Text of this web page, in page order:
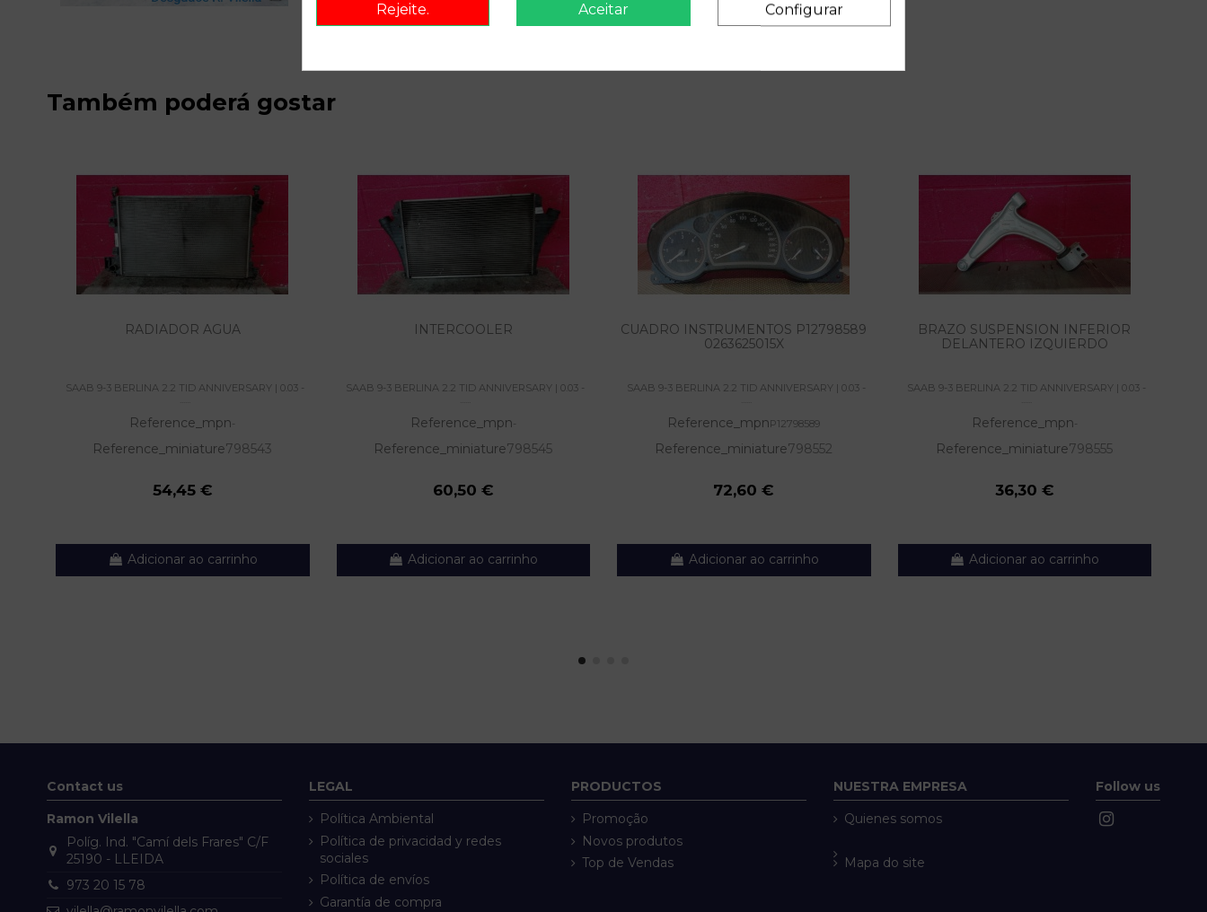
Também poderá gostar
RADIADOR AGUA
SAAB 9-3 BERLINA 2.2 TID ANNIVERSARY | 0.03 -
Reference_mpn-
Reference_miniature798543
54,45 €
Adicionar ao carrinho
INTERCOOLER
SAAB 9-3 BERLINA 2.2 TID ANNIVERSARY | 0.03 -
Reference_mpn-
Reference_miniature798545
60,50 €
Adicionar ao carrinho
CUADRO INSTRUMENTOS P12798589
0263625015X
SAAB 9-3 BERLINA 2.2 TID ANNIVERSARY | 0.03 -
Reference_mpnP12798589
Reference_miniature798552
72,60 €
Adicionar ao carrinho
BRAZO SUSPENSION INFERIOR
DELANTERO IZQUIERDO
SAAB 9-3 BERLINA 2.2 TID ANNIVERSARY | 0.03 -
Reference_mpn-
Reference_miniature798555
36,30 €
Adicionar ao carrinho
Contact us
Ramon Vilella
Políg. Ind. "Camí dels Frares" C/F
25190 - LLEIDA
973 20 15 78
LEGAL
Política Ambiental
Política de privacidad y redes
sociales
Política de envíos
Garantía de compra
PRODUCTOS
Promoção
Novos produtos
Top de Vendas
NUESTRA EMPRESA
Quienes somos
Mapa do site
Follow us
Rejeite. Aceitar Configurar